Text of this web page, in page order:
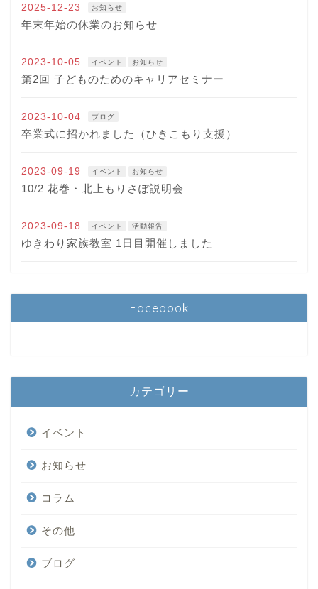
2025-12-23 お知らせ
年末年始の休業のお知らせ
2023-10-05 イベント お知らせ
第2回 子どものためのキャリアセミナー
2023-10-04 ブログ
卒業式に招かれました（ひきこもり支援）
2023-09-19 イベント お知らせ
10/2 花巻・北上もりさぽ説明会
2023-09-18 イベント 活動報告
ゆきわり家族教室 1日目開催しました
Facebook
カテゴリー
イベント
お知らせ
コラム
その他
ブログ